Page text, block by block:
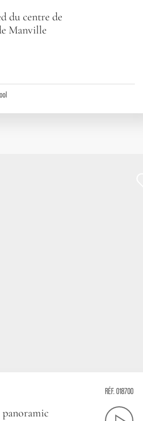
du centre de
Manville
RÉF. 018700